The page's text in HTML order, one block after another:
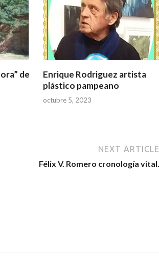
de
Enrique Rodriguez artista
plástico pampeano
octubre 5, 2023
NEXT ARTICLE
Félix V. Romero cronología vital.